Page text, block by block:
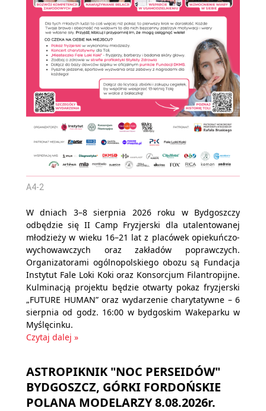
A4-2
W dniach 3–8 sierpnia 2026 roku w Bydgoszczy
odbędzie się II Camp Fryzjerski dla utalentowanej
młodzieży w wieku 16–21 lat z placówek opiekuńczo-
wychowawczych oraz zakładów poprawczych.
Organizatorami ogólnopolskiego obozu są Fundacja
Instytut Fale Loki Koki oraz Konsorcjum Filantropijne.
Kulminacją projektu będzie otwarty pokaz fryzjerski
„FUTURE HUMAN” oraz wydarzenie charytatywne – 6
sierpnia od godz. 16:00 w bydgoskim Wakeparku w
Myślęcinku.
Czytaj dalej »
ASTROPIKNIK "NOC PERSEIDÓW"
BYDGOSZCZ, GÓRKI FORDOŃSKIE
POLANA MODELARZY 8.08.2026r.